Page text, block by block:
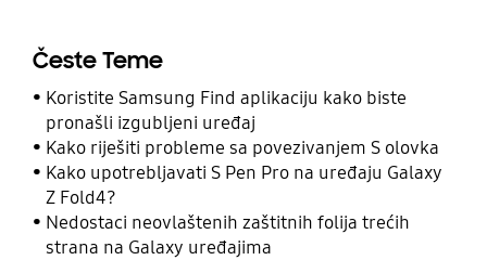
Česte Teme
Koristite Samsung Find aplikaciju kako biste
pronašli izgubljeni uređaj
Kako riješiti probleme sa povezivanjem S olovka
Kako upotrebljavati S Pen Pro na uređaju Galaxy
Z Fold4?
Nedostaci neovlaštenih zaštitnih folija trećih
strana na Galaxy uređajima